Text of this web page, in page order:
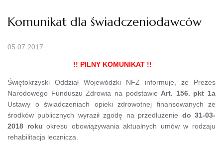
Komunikat dla świadczeniodawców
05.07.2017
!! PILNY KOMUNIKAT !!
Świętokrzyski Oddział Wojewódzki NFZ informuje, że Prezes
Narodowego Funduszu Zdrowia na podstawie Art. 156. pkt 1a
Ustawy o świadczeniach opieki zdrowotnej finansowanych ze
środków publicznych wyraził zgodę na przedłużenie do 31-03-
2018 roku okresu obowiązywania aktualnych umów w rodzaju
rehabilitacja lecznicza.